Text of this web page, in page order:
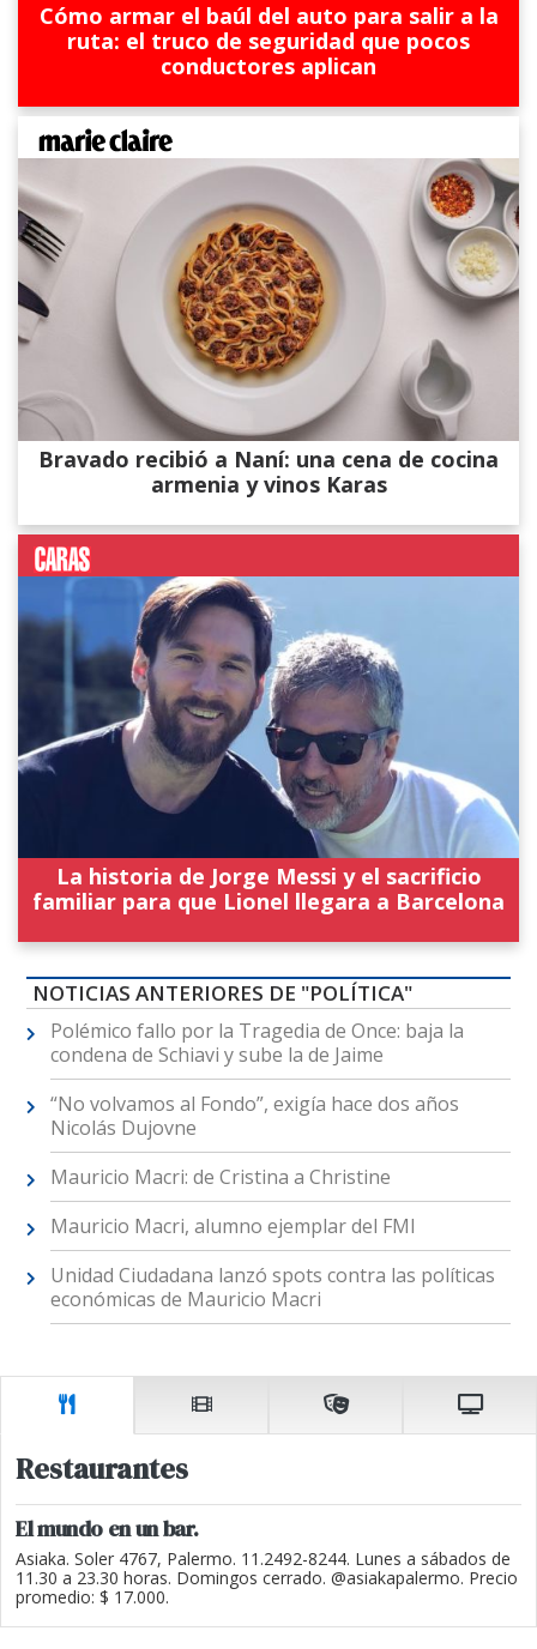
Cómo armar el baúl del auto para salir a la
ruta: el truco de seguridad que pocos
conductores aplican
Bravado recibió a Naní: una cena de cocina
armenia y vinos Karas
La historia de Jorge Messi y el sacrificio
familiar para que Lionel llegara a Barcelona
NOTICIAS ANTERIORES DE "POLÍTICA"
Polémico fallo por la Tragedia de Once: baja la
condena de Schiavi y sube la de Jaime
“No volvamos al Fondo”, exigía hace dos años
Nicolás Dujovne
Mauricio Macri: de Cristina a Christine
Mauricio Macri, alumno ejemplar del FMI
Unidad Ciudadana lanzó spots contra las políticas
económicas de Mauricio Macri
Restaurantes
El mundo en un bar.
Asiaka. Soler 4767, Palermo. 11.2492-8244. Lunes a sábados de
11.30 a 23.30 horas. Domingos cerrado. @asiakapalermo. Precio
promedio: $ 17.000.